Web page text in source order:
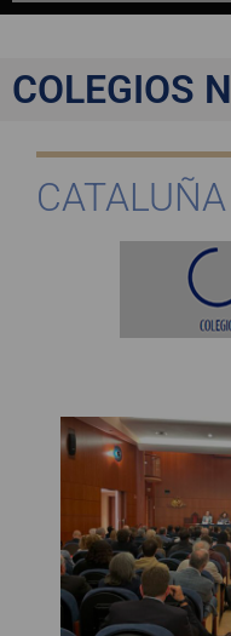
COLEGIOS
CATALUÑA